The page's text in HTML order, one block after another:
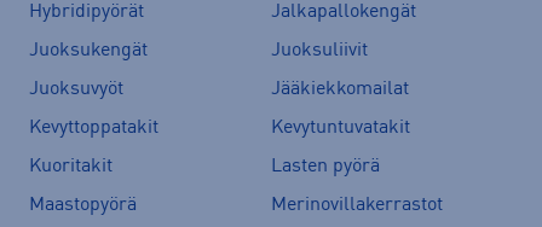
Hybridipyörät
Jalkapallokengät
Juoksukengät
Juoksuliivit
Juoksuvyöt
Jääkiekkomailat
Kevyttoppatakit
Kevytuntuvatakit
Kuoritakit
Lasten pyörä
Maastopyörä
Merinovillakerrastot